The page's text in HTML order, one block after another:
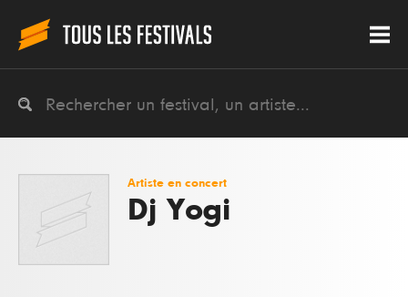
Artiste en concert
Dj Yogi